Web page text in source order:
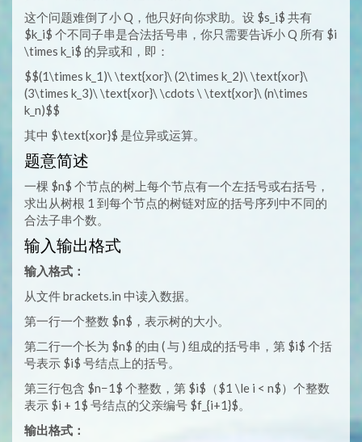
这个问题难倒了小 Q，他只好向你求助。设 $s_i$ 共有
$k_i$ 个不同子串是合法括号串，你只需要告诉小 Q 所有 $i
\times k_i$ 的异或和，即：
$$(1\times k_1)\ \text{xor}\ (2\times k_2)\ \text{xor}\
(3\times k_3)\ \text{xor}\ \cdots \ \text{xor}\ (n\times
k_n)$$
其中 $\text{xor}$ 是位异或运算。
题意简述
一棵 $n$ 个节点的树上每个节点有一个左括号或右括号，
求出从树根 1 到每个节点的树链对应的括号序列中不同的
合法子串个数。
输入输出格式
输入格式：
从文件 brackets.in 中读入数据。
第一行一个整数 $n$，表示树的大小。
第二行一个长为 $n$ 的由 ( 与 ) 组成的括号串，第 $i$ 个括
号表示 $i$ 号结点上的括号。
第三行包含 $n−1$ 个整数，第 $i$（$1 \le i < n$）个整数
表示 $i + 1$ 号结点的父亲编号 $f_{i+1}$。
输出格式：